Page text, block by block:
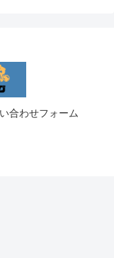
合わせフォーム